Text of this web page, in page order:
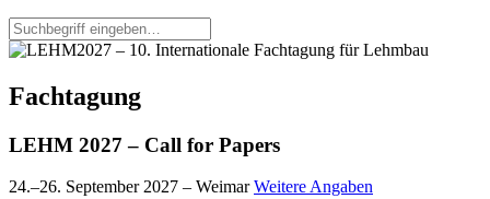
Fachtagung
LEHM 2027 – Call for Papers
24.–26. September 2027 – WeimarWeitere Angaben